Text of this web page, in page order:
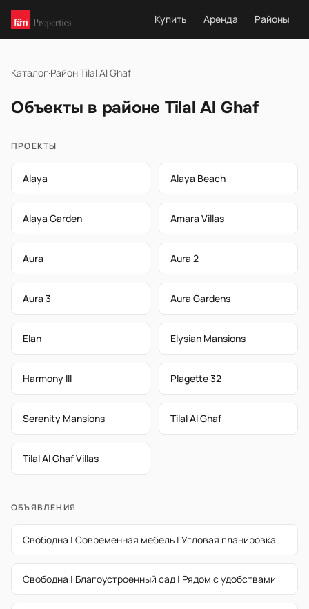
Купить Аренда Районы
Каталог·Район Tilal Al Ghaf
Объекты в районе Tilal Al Ghaf
ПРОЕКТЫ
Alaya Alaya Beach
Alaya Garden Amara Villas
Aura Aura 2
Aura 3 Aura Gardens
Elan Elysian Mansions
Harmony III Plagette 32
Serenity Mansions Tilal Al Ghaf
Tilal Al Ghaf Villas
ОБЪЯВЛЕНИЯ
Свободна | Современная мебель | Угловая планировка
Свободна | Благоустроенный сад | Рядом с удобствами